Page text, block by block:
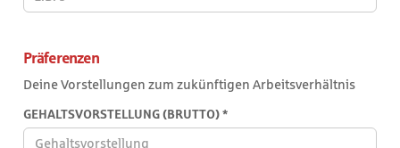
eine
Zahl
0
bis
Präferenzen
Deine Vorstellungen zum zukünftigen Arbeitsverhältnis
GEHALTSVORSTELLUNG (BRUTTO) *